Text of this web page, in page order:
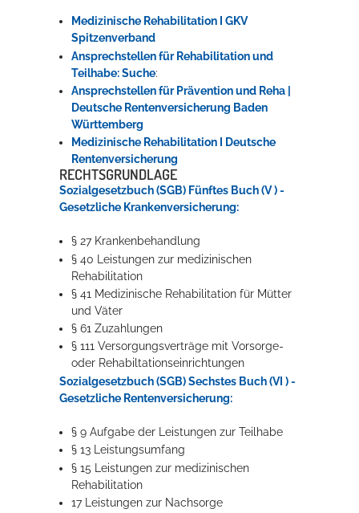
Medizinische Rehabilitation I GKV
Spitzenverband
Ansprechstellen für Rehabilitation und
Teilhabe: Suche:
Ansprechstellen für Prävention und Reha |
Deutsche Rentenversicherung Baden
Württemberg
Medizinische Rehabilitation I Deutsche
Rentenversicherung
RECHTSGRUNDLAGE
Sozialgesetzbuch (SGB) Fünftes Buch (V ) -
Gesetzliche Krankenversicherung:
§ 27 Krankenbehandlung
§ 40 Leistungen zur medizinischen
Rehabilitation
§ 41 Medizinische Rehabilitation für Mütter
und Väter
§ 61 Zuzahlungen
§ 111 Versorgungsverträge mit Vorsorge-
oder Rehabiltationseinrichtungen
Sozialgesetzbuch (SGB) Sechstes Buch (VI ) -
Gesetzliche Rentenversicherung:
§ 9 Aufgabe der Leistungen zur Teilhabe
§ 13 Leistungsumfang
§ 15 Leistungen zur medizinischen
Rehabilitation
17 Leistungen zur Nachsorge